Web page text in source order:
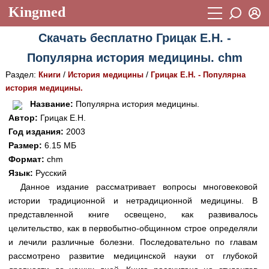
Kingmed
Учебный материал
Видеогалерея 899
Фотогалерея (1906)
Истории болезней 1268
Лекции и презентации
Аккредитационные тесты
Методические рекомендации
Научно-популярное
Статьи
Пароль
Восстановить пароль
Регистрация
Скачать бесплатно Грицак Е.Н. -
Популярна история медицины. chm
Раздел: Книги/ История медицины/ Грицак Е.Н. - Популярна
история медицины.
Название: Популярна история медицины.
Автор: Грицак Е.Н.
Год издания: 2003
Размер: 6.15 МБ
Формат: chm
Язык: Русский
Данное издание рассматривает вопросы многовековой
истории традиционной и нетрадиционной медицины. В
представленной книге освещено, как развивалось
целительство, как в первобытно-общинном строе определяли
и лечили различные болезни. Последовательно по главам
рассмотрено развитие медицинской науки от глубокой